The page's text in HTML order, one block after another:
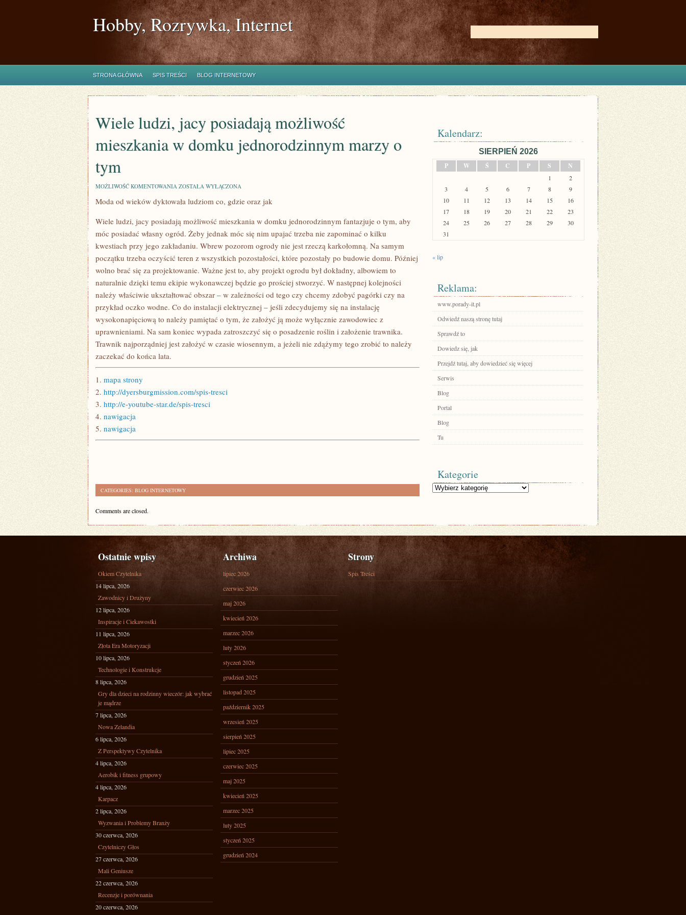
Hobby, Rozrywka, Internet
STRONA GŁÓWNA SPIS TREŚCI BLOG INTERNETOWY
Wiele ludzi, jacy posiadają możliwość
mieszkania w domku jednorodzinnym marzy o
tym
MOŻLIWOŚĆ KOMENTOWANIA WIELE
JACY
MIESZKANIA
W
JEDNORODZINNYM
MARZY
O
TYM
ZOSTAŁA WYŁĄCZONA
Moda od wieków dyktowała ludziom co, gdzie oraz jak
Wiele ludzi, jacy posiadają możliwość mieszkania w domku jednorodzinnym fantazjuje o tym, aby
móc posiadać własny ogród. Żeby jednak móc się nim upajać trzeba nie zapominać o kilku
kwestiach przy jego zakładaniu. Wbrew pozorom ogrody nie jest rzeczą karkołomną. Na samym
początku trzeba oczyścić teren z wszystkich pozostałości, które pozostały po budowie domu. Później
wolno brać się za projektowanie. Ważne jest to, aby projekt ogrodu był dokładny, albowiem to
naturalnie dzięki temu ekipie wykonawczej będzie go prościej stworzyć. W następnej kolejności
należy właściwie ukształtować obszar – w zależności od tego czy chcemy zdobyć pagórki czy na
przykład oczko wodne. Co do instalacji elektrycznej – jeśli zdecydujemy się na instalację
wysokonapięciową to należy pamiętać o tym, że założyć ją może wyłącznie zawodowiec z
uprawnieniami. Na sam koniec wypada zatroszczyć się o posadzenie roślin i założenie trawnika.
Trawnik najporządniej jest założyć w czasie wiosennym, a jeżeli nie zdążymy tego zrobić to należy
zaczekać do końca lata.
1. mapa strony
2. http://dyersburgmission.com/spis-tresci
3. http://e-youtube-star.de/spis-tresci
4. nawigacja
5. nawigacja
CATEGORIES: BLOG INTERNETOWY
Comments are closed.
Kalendarz:
SIERPIEŃ 2026
P
W Ś C P S N
1
2
3
4 5 6 7 8
9
10
11 12 13 14 15
16
17
18 19 20 21 22
23
24
25 26 27 28 29
30
31
« lip
Reklama:
www.porady-it.pl
Odwiedź naszą stronę tutaj
Sprawdź to
Dowiedz się, jak
Przejdź tutaj, aby dowiedzieć się więcej
Serwis
Blog
Portal
Blog
Tu
Kategorie
Kategorie
Ostatnie wpisy
Okiem Czytelnika
14 lipca, 2026
Zawodnicy i Drużyny
12 lipca, 2026
Inspiracje i Ciekawostki
11 lipca, 2026
Złota Era Motoryzacji
10 lipca, 2026
Technologie i Konstrukcje
8 lipca, 2026
Gry dla dzieci na rodzinny wieczór: jak wybrać
je mądrze
7 lipca, 2026
Nowa Zelandia
6 lipca, 2026
Z Perspektywy Czytelnika
4 lipca, 2026
Aerobik i fitness grupowy
4 lipca, 2026
Karpacz
2 lipca, 2026
Wyzwania i Problemy Branży
30 czerwca, 2026
Czytelniczy Głos
27 czerwca, 2026
Mali Geniusze
22 czerwca, 2026
Recenzje i porównania
20 czerwca, 2026
Archiwa
lipiec 2026
czerwiec 2026
maj 2026
kwiecień 2026
marzec 2026
luty 2026
styczeń 2026
grudzień 2025
listopad 2025
październik 2025
wrzesień 2025
sierpień 2025
lipiec 2025
czerwiec 2025
maj 2025
kwiecień 2025
marzec 2025
luty 2025
styczeń 2025
grudzień 2024
Strony
Spis Treści